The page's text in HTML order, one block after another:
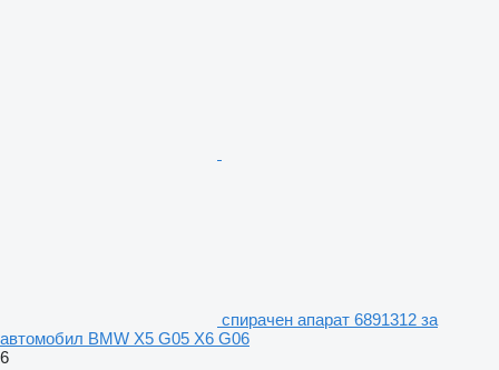
спирачен апарат 6891312 за
автомобил BMW X5 G05 X6 G06
6